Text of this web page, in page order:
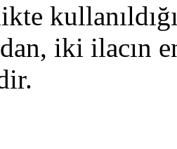
iki ilacın